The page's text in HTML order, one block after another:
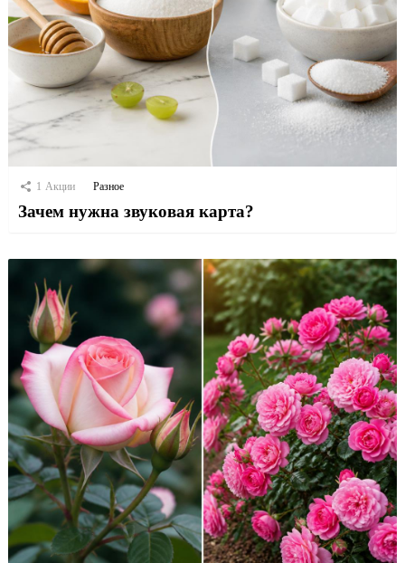
1 Акции Разное
Зачем нужна звуковая карта?